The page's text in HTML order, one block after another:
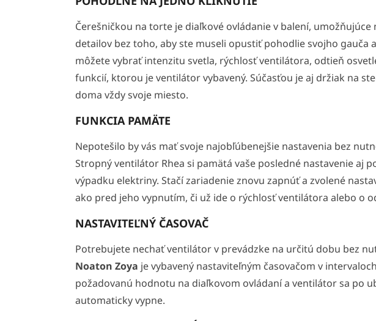
Čerešničkou na torte je diaľkové ovládanie v balení, umožňujúce
detailov bez toho, aby ste museli opustiť pohodlie svojho gauča
môžete vybrať intenzitu svetla, rýchlosť ventilátora, odtieň
funkcií, ktorou je ventilátor vybavený. Súčasťou je aj držiak na
doma vždy svoje miesto.
FUNKCIA PAMÄTE
Nepotešilo by vás mať svoje najobľúbenejšie nastavenia bez
Stropný ventilátor Rhea si pamätá vaše posledné nastavenie aj
výpadku elektriny. Stačí zariadenie znovu zapnúť a zvolené
ako pred jeho vypnutím, či už ide o rýchlosť ventilátora alebo o
NASTAVITEĽNÝ ČASOVAČ
Potrebujete nechať ventilátor v prevádzke na určitú dobu bez
Noaton Zoya je vybavený nastaviteľným časovačom v
požadovanú hodnotu na diaľkovom ovládaní a ventilátor sa po
automaticky vypne.